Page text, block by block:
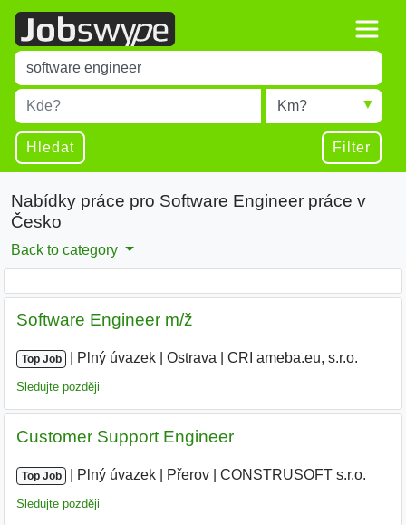
Title
Type 1 or more characters for results.
Místo
Type 1 or more characters for results.
Radius
Hledat Filter
Nabídky práce pro Software Engineer práce v
Česko
Back to category
Software Engineer m/ž
Top Job Plný úvazek Ostrava CRI ameba.eu, s.r.o.
Sledujte později
Customer Support Engineer
Top Job Plný úvazek Přerov CONSTRUSOFT s.r.o.
Sledujte později